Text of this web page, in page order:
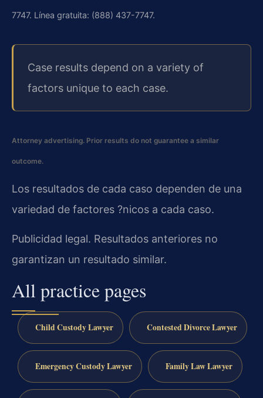
7747. Línea gratuita: (888) 437-7747.
Case results depend on a variety of
factors unique to each case.
Attorney advertising. Prior results do not guarantee a similar
outcome.
Los resultados de cada caso dependen de una
variedad de factores ?nicos a cada caso.
Publicidad legal. Resultados anteriores no
garantizan un resultado similar.
All practice pages
Child Custody Lawyer Contested Divorce Lawyer
Emergency Custody Lawyer Family Law Lawyer